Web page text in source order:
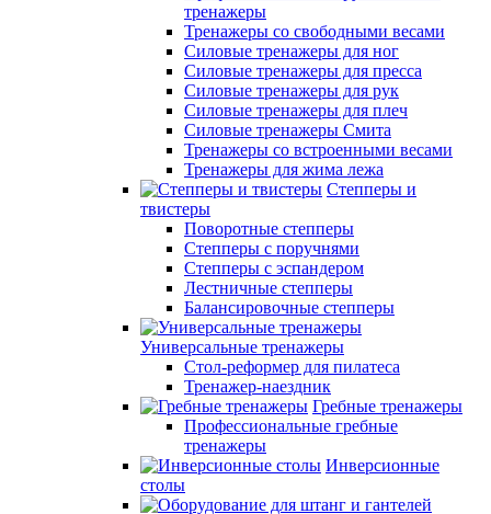
тренажеры
Тренажеры со свободными весами
Силовые тренажеры для ног
Силовые тренажеры для пресса
Силовые тренажеры для рук
Силовые тренажеры для плеч
Силовые тренажеры Смита
Тренажеры со встроенными весами
Тренажеры для жима лежа
Степперы и
твистеры
Поворотные степперы
Степперы с поручнями
Степперы с эспандером
Лестничные степперы
Балансировочные степперы
Универсальные тренажеры
Стол-реформер для пилатеса
Тренажер-наездник
Гребные тренажеры
Профессиональные гребные
тренажеры
Инверсионные
столы